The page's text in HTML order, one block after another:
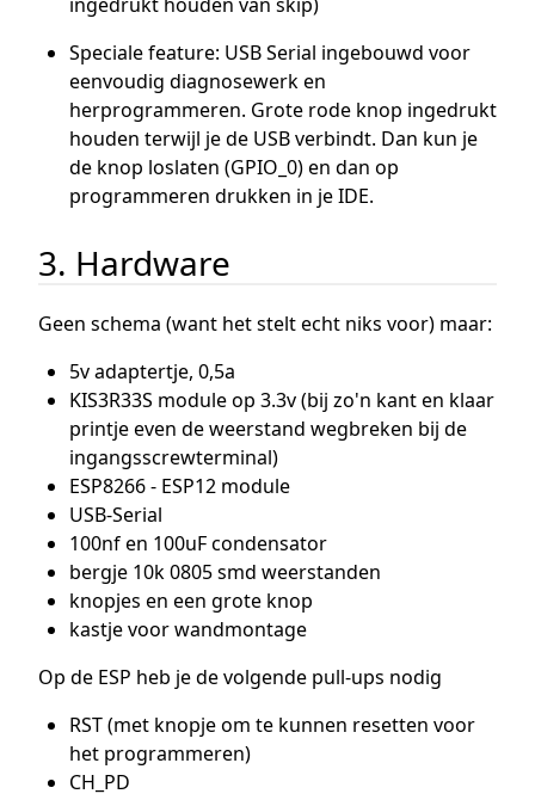
Speciale feature: USB Serial ingebouwd voor
eenvoudig diagnosewerk en
herprogrammeren. Grote rode knop ingedrukt
houden terwijl je de USB verbindt. Dan kun je
de knop loslaten (GPIO_0) en dan op
programmeren drukken in je IDE.
3. Hardware
Geen schema (want het stelt echt niks voor) maar:
5v adaptertje, 0,5a
KIS3R33S module op 3.3v (bij zo'n kant en klaar
printje even de weerstand wegbreken bij de
ingangsscrewterminal)
ESP8266 - ESP12 module
USB-Serial
100nf en 100uF condensator
bergje 10k 0805 smd weerstanden
knopjes en een grote knop
kastje voor wandmontage
Op de ESP heb je de volgende pull-ups nodig
RST (met knopje om te kunnen resetten voor
het programmeren)
CH_PD